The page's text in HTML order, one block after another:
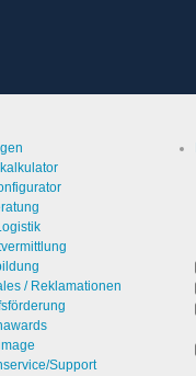
/ Reklamationen
Support